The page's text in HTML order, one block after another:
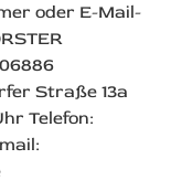
oder E-Mail-
Straße 13a
Telefon: